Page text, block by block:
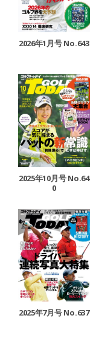
2026年1月号 No.643
2025年10月号 No.64
0
2025年7月号 No.637